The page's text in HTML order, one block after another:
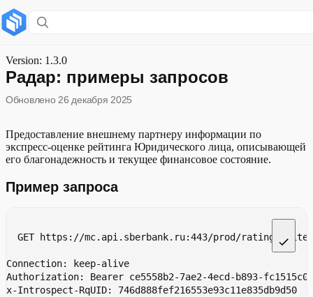
Пример запроса
Описание состава заголовков запроса
Version: 1.3.0
Радар: примеры запросов
Обновлено 26 декабря 2025
Предоставление внешнему партнеру информации по
экспресс-оценке рейтинга Юридического лица, описывающей
его благонадежность и текущее финансовое состояние.
Пример запроса
GET https://mc.api.sberbank.ru:443/prod/ratings/lite/
Connection: keep-alive
Authorization: Bearer ce5558b2-7ae2-4ecd-b893-
x-Introspect-RqUID: 746d888fef216553e93c11e835db9d50